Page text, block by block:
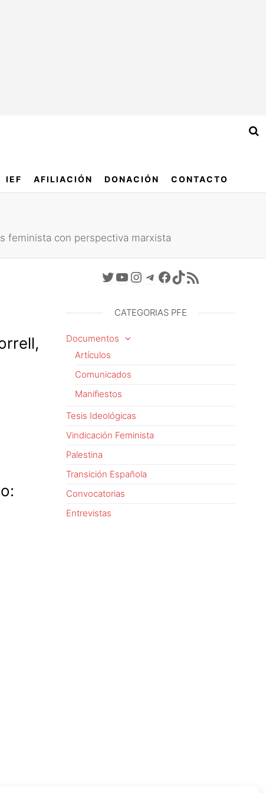
IEF AFILIACIÓN DONACIÓN CONTACTO
feminista con perspectiva marxista
Twitter
YouTube
Instagram
Telegram
Facebook
TikTok
Feed RSS
CATEGORIAS PFE
Documentos
Artículos
Comunicados
Manifiestos
Tesis Ideológicas
Vindicación Feminista
Palestina
Transición Española
Convocatorias
Entrevistas